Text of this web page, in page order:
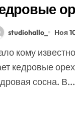
studiohallo_ Ноя
кедровые
сосна. В...